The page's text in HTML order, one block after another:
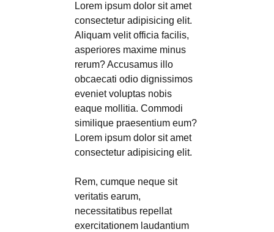
Lorem ipsum dolor sit amet
consectetur adipisicing elit.
Aliquam velit officia facilis,
asperiores maxime minus
rerum? Accusamus illo
obcaecati odio dignissimos
eveniet voluptas nobis
eaque mollitia. Commodi
similique praesentium eum?
Lorem ipsum dolor sit amet
consectetur adipisicing elit.
Rem, cumque neque sit
veritatis earum,
necessitatibus repellat
exercitationem laudantium